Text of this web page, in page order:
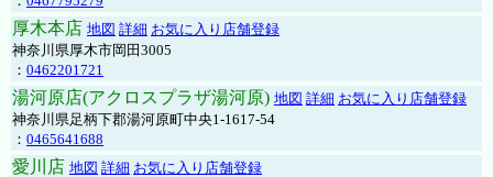
厚木本店 地図 詳細 お気に入り店舗登録
神奈川県厚木市岡田3005
： 0462201721
湯河原店(アクロスプラザ湯河原) 地図 詳細 お気に入り店舗登録
神奈川県足柄下郡湯河原町中央1-1617-54
： 0465641688
愛川店 地図 詳細 お気に入り店舗登録